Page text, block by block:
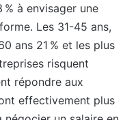
à envisager une
Les 31-45 ans,
ans 21 % et les plus
risquent
répondre aux
effectivement plus